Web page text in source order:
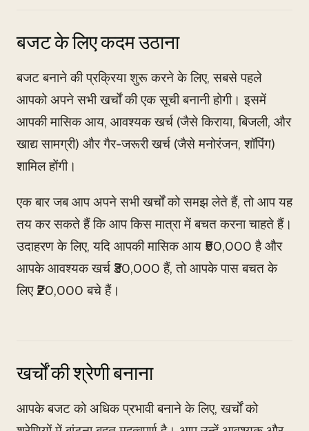
बजट के लिए कदम उठाना
बजट बनाने की प्रक्रिया शुरू करने के लिए, सबसे पहले
आपको अपने सभी खर्चों की एक सूची बनानी होगी। इसमें
आपकी मासिक आय, आवश्यक खर्च (जैसे किराया, बिजली, और
खाद्य सामग्री) और गैर-जरूरी खर्च (जैसे मनोरंजन, शॉपिंग)
शामिल होंगी।
एक बार जब आप अपने सभी खर्चों को समझ लेते हैं, तो आप यह
तय कर सकते हैं कि आप किस मात्रा में बचत करना चाहते हैं।
उदाहरण के लिए, यदि आपकी मासिक आय ₹50,000 है और
आपके आवश्यक खर्च ₹30,000 हैं, तो आपके पास बचत के
लिए ₹20,000 बचे हैं।
खर्चों की श्रेणी बनाना
आपके बजट को अधिक प्रभावी बनाने के लिए, खर्चों को